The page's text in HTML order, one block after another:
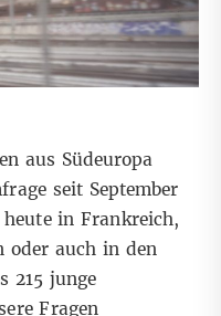
aus Südeuropa
seit September
heute in Frankreich,
oder auch in den
215 junge
Fragen